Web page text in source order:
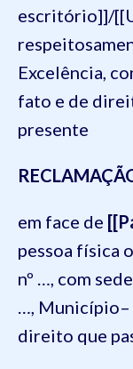
escritório]]/
Excelência,
fato e de
presente
em face de
pessoa física
nº …, com
…,
direito que